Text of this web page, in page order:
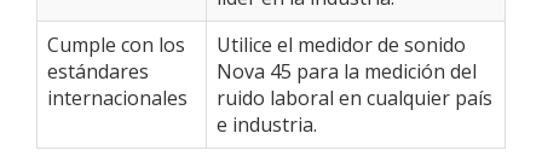
Cumple con los
estándares
internacionales
Utilice el medidor de sonido
Nova 45 para la medición del
ruido laboral en cualquier país
e industria.